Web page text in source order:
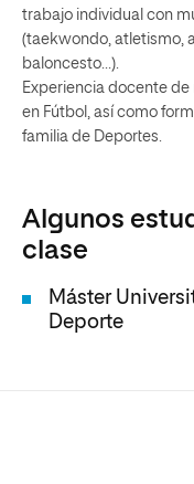
trabajo individual con
(taekwondo, atletismo,
baloncesto…).
Experiencia docente de
en Fútbol, así como
familia de Deportes.
Algunos
clase
Máster
Deporte